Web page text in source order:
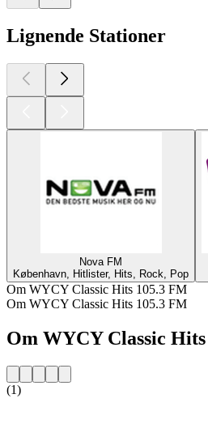
Lignende Stationer
Nova FM
København, Hitlister, Hits, Rock, Pop
Om WYCY Classic Hits 105.3 FM
Om WYCY Classic Hits 105.3 FM
Om WYCY Classic
(1)